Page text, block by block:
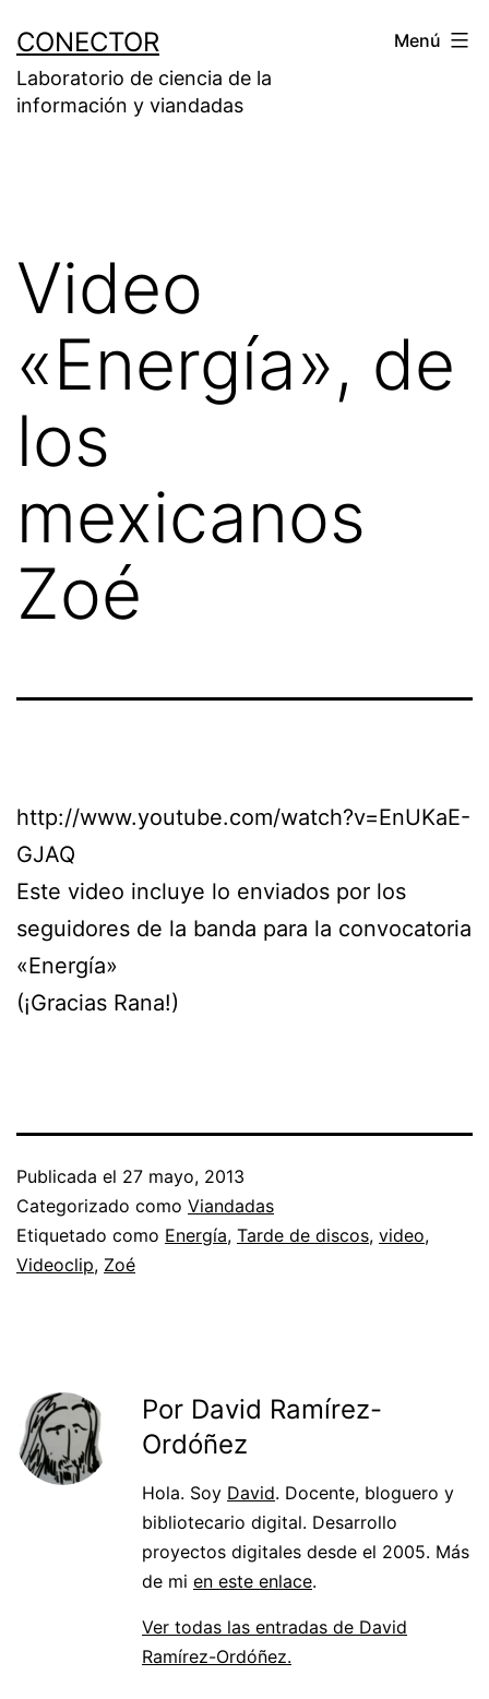
contenido
CONECTOR
Laboratorio de ciencia de la
información y viandadas
Menú
Video
«Energía», de
los
mexicanos
Zoé
http://www.youtube.com/watch?v=EnUKaE-
GJAQ
Este video incluye lo enviados por los
seguidores de la banda para la convocatoria
«Energía»
(¡Gracias Rana!)
Publicada el 27 mayo, 2013
Categorizado como Viandadas
Etiquetado como Energía, Tarde de discos, video,
Videoclip, Zoé
Por David Ramírez-
Ordóñez
Hola. Soy David. Docente, bloguero y
bibliotecario digital. Desarrollo
proyectos digitales desde el 2005. Más
de mi en este enlace.
Ver todas las entradas de David
Ramírez-Ordóñez.